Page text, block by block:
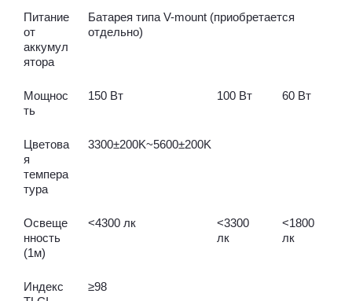
Питание
от
аккумул
ятора
Батарея типа V-mount (приобретается
отдельно)
Мощнос
ть
150 Вт 100 Вт 60 Вт
Цветова
я
темпера
тура
3300±200K~5600±200K
Освеще
нность
(1м)
<4300 лк
<3300
лк
<1800
лк
Индекс
≥98